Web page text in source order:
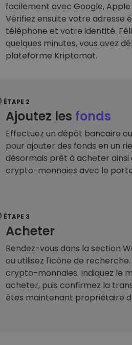
facilement avec Google,
Vérifiez ensuite votre adresse
téléphone et votre identité.
quelques minutes, vous avez
plateforme Kriptomat.
ÉTAPE 2
Ajoutez les fonds
Effectuez un dépôt bancaire
pour ajouter des fonds en un
désormais prêt à acheter ainsi
crypto-monnaies avec le
ÉTAPE 3
Acheter
Rendez-vous dans la section
ou utilisez l'icône de
crypto-monnaies. Indiquez le
acheter, puis confirmez la
êtes maintenant propriétaire